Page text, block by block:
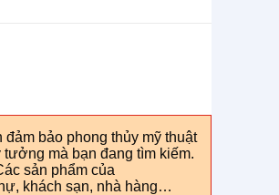
bảo phong thủy mỹ thuật
mà bạn đang tìm kiếm.
sản phẩm của
khách sạn, nhà hàng…